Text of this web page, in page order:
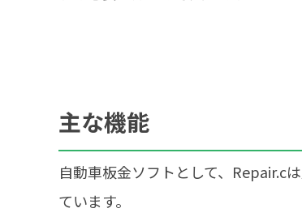
主な機能
自動車板金ソフトとして、Repair.c
ています。